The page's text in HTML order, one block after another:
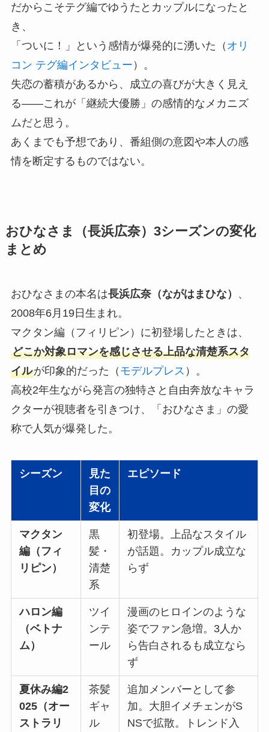
だからこそテグ編でゆうたとカップルになったと
き、
「ついに！」という感情が爆発的に湧いた（ オリ
コン テグ編インタビュー ）。
失恋の蓄積があるから、成立の喜びが大きく見え
る——これが「継続大優勝」の感情的なメカニズ
ムだと思う。
あくまでも予想であり、番組側の意図や本人の感
情を断定するものではない。
おひなさま（長浜広奈）3シーズンの変化
まとめ
おひなさまの本名は長浜広奈（ながはまひな）
、
2008年6月19日生まれ。
マクタン編（フィリピン）に初登場したときは、
どこか対象ロマンを感じさせる上品な清楚系スタ
イルが印象的だった（ モデルプレス ）。
高校2年生ながら発言の独特さと自由奔放なキャラ
クターが視聴者を引きつけ、「おひなさま」の愛
称で人気が爆発した。
シーズン
見た
目の
変化
エピソード
マクタン
編（フィ
リピン）
黒
髪・
清楚
系
初登場。上品なスタイル
が話題。カップル成立な
らず
ハロン編
（ベトナ
ム）
ツイ
ンテ
ール
漫画のヒロインのような
姿でファン急増。3人か
ら告白されるも成立なら
ず
夏休み編2
025（オー
ストラリ
茶髪
ギャ
ル
追加メンバーとして参
加。大胆イメチェンがS
NSで拡散。トレンド入